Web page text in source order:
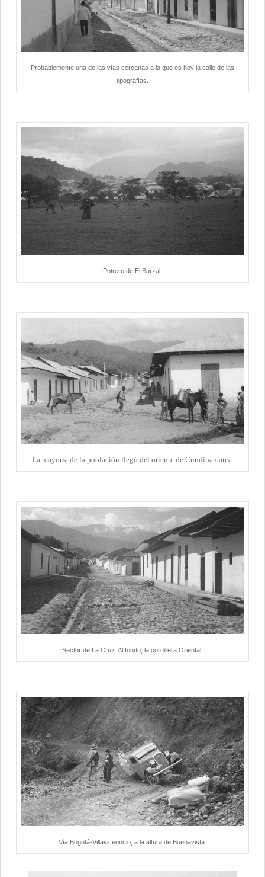
Probablemente una de las vías cercanas a la que es hoy la calle de las
tipografías.
Potrero de El Barzal.
La mayoría de la población llegó del oriente de Cundinamarca.
Sector de La Cruz. Al fondo, la cordillera Oriental.
Vía Bogotá-Villavicenncio, a la altura de Buenavista.